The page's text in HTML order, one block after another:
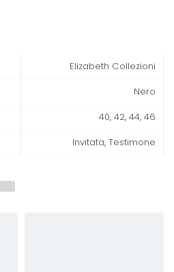
Elizabeth Collezioni
Nero
40, 42, 44, 46
Invitata, Testimone